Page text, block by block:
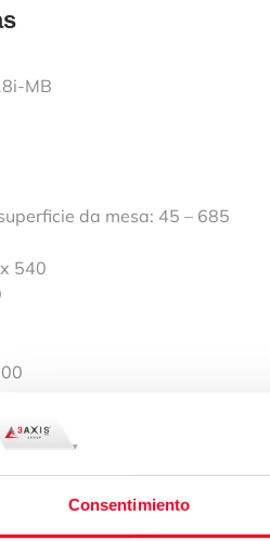
Consentimiento
MB
da mesa: 45 – 685
540
:: 30
mm :: 76
:: 8